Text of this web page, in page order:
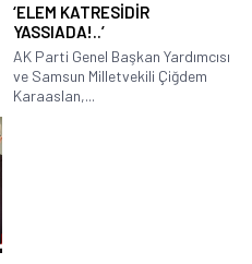
‘ELEM KATRESİDİR
YASSIADA!..’
AK Parti Genel Başkan Yardımcısı
ve Samsun Milletvekili Çiğdem
Karaaslan,...